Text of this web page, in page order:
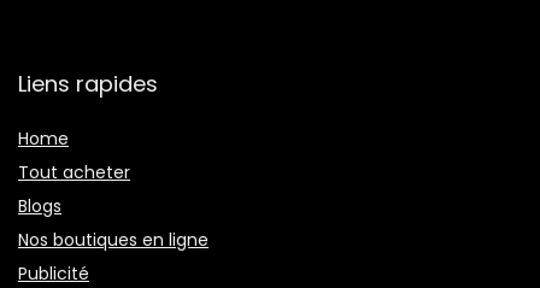
Liens rapides
Home
Tout acheter
Blogs
Nos boutiques en ligne
Publicité